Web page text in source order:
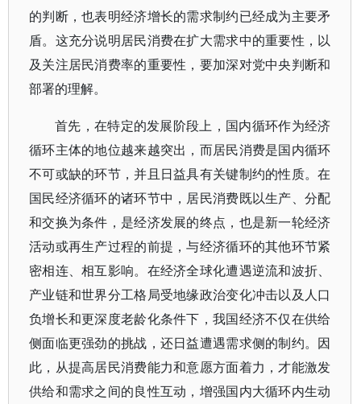
的判断，也表明经济增长的需求制约已经成为主要矛
盾。这充分说明居民消费在扩大需求中的重要性，以
及关注居民消费率的重要性，要加深对党中央判断和
部署的理解。
首先，在特定的发展阶段上，国内循环作为经济
循环主体的地位越来越突出，而居民消费是国内循环
不可或缺的环节，并且日益具有关键制约的性质。在
国民经济循环的诸环节中，居民消费既以生产、分配
和交换为条件，是经济发展的终点，也是新一轮经济
活动或再生产过程的前提，与经济循环的其他环节紧
密相连、相互影响。在经济全球化遭遇逆流和波折、
产业链和世界分工格局受地缘政治变化冲击以及人口
负增长和更深度老龄化条件下，我国经济不仅在供给
侧面临更强劲的挑战，还日益遭遇需求侧的制约。因
此，从提高居民消费能力和意愿方面着力，才能激发
供给和需求之间的良性互动，增强国内大循环内生动